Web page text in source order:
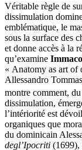
Véritable règle de
dissimulation
emblématique, le
sous la surface des
et donne accès à la
qu’examine
« Anatomy as art of
Allessandro
montre comment,
dissimulation,
l’intériorité est
organiques que
du dominicain
degl’Ipocriti (1699),